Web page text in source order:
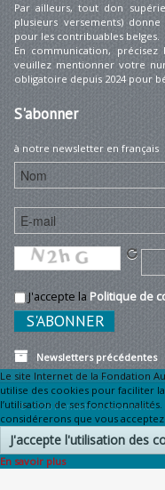
Par ailleurs, tout don
plusieurs versements)
pour les contribuables belges.
En communication,
veuillez mentionner votre
obligatoire depuis 2024 pour
S'abonner
à notre newsletter en français
J'accepte la Politique de
Newsletters précédentes
© 2026 Fondation Auschwitz
Le site Internet de la Fondation
utilise des cookies pour faciliter
l’utilisation de ses
considérerons que vous
J'accepte l'utilisation des
En savoir plus